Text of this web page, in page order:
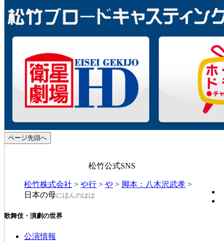
ページ先頭へ
松竹公式SNS
松竹株式会社 > や行 > や > 脚本：八木沢武孝 >
日本の母にほんのはは
歌舞伎・演劇の世界
公演情報